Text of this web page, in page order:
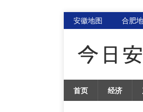
安徽地图 合肥
首页 经济